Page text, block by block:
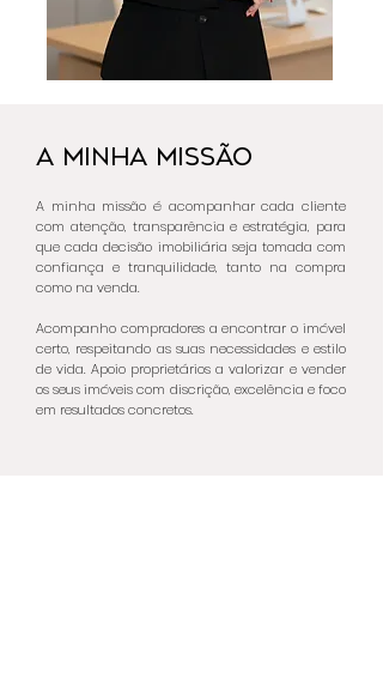
A MINHA MISSÃO
A minha missão é acompanhar cada cliente
com atenção, transparência e estratégia, para
que cada decisão imobiliária seja tomada com
confiança e tranquilidade, tanto na compra
como na venda.
Acompanho compradores a encontrar o imóvel
certo, respeitando as suas necessidades e estilo
de vida. Apoio proprietários a valorizar e vender
os seus imóveis com discrição, excelência e foco
em resultados concretos.